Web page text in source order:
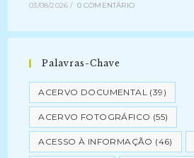
03/08/2026 / 0 COMENTÁRIO
Palavras-Chave
ACERVO DOCUMENTAL (39)
ACERVO FOTOGRÁFICO (55)
ACESSO À INFORMAÇÃO (46)